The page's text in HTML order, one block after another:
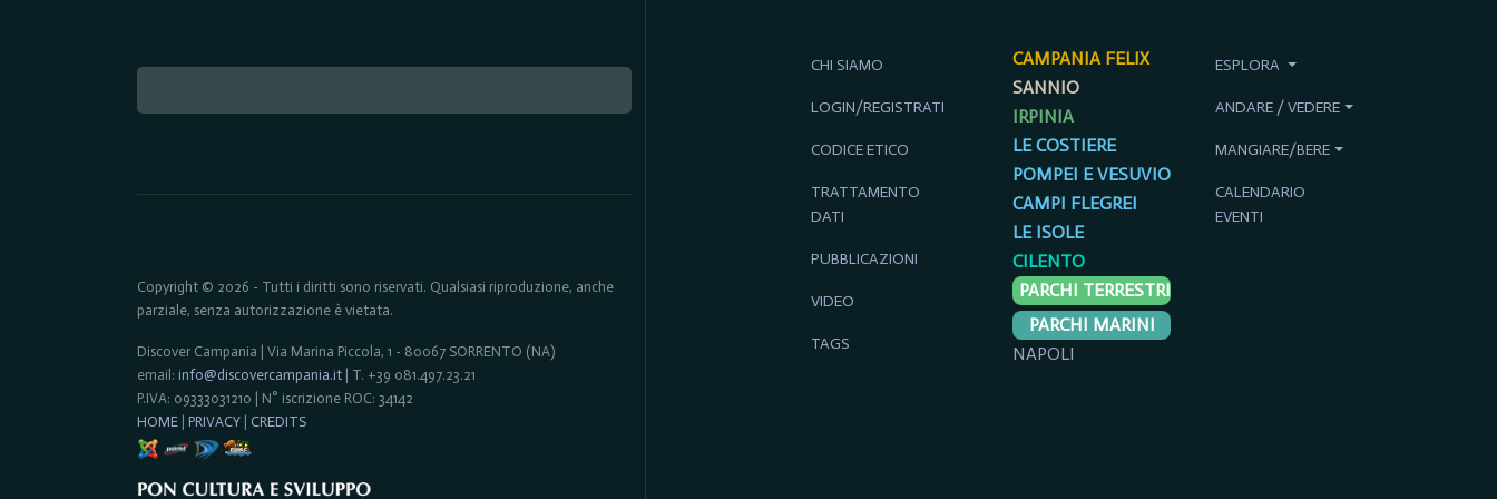
Copyright © 2026 - Tutti i diritti sono riservati. Qualsiasi riproduzione, anche
parziale, senza autorizzazione è vietata.
Discover Campania | Via Marina Piccola, 1 - 80067 SORRENTO (NA)
email: info@discovercampania.it | T. +39 081.497.23.21
P.IVA: 09333031210 | N° iscrizione ROC: 34142
HOME
PRIVACY CREDITS
CHI SIAMO
LOGIN/REGISTRATI
CODICE ETICO
TRATTAMENTO
DATI
PUBBLICAZIONI
VIDEO
TAGS
CAMPANIA FELIX
SANNIO
IRPINIA
LE COSTIERE
POMPEI E VESUVIO
CAMPI FLEGREI
LE ISOLE
CILENTO
PARCHI TERRESTRI
PARCHI MARINI
NAPOLI
ESPLORA
ANDARE / VEDERE
MANGIARE/BERE
CALENDARIO
EVENTI